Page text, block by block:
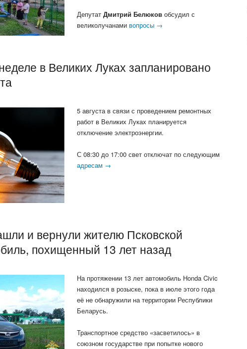
Депутат Дмитрий Белюков обсудил с
великолучанами вопросы →
в Великих Луках запланировано
5 августа в связи с проведением ремонтных
работ в Великих Луках планируется
отключение электроэнергии.
С 08:30 до 17:00 свет отключат по следующим
адресам →
и вернули жителю Псковской
похищенный 13 лет назад
На протяжении 13 лет автомобиль Honda Civic
находился в розыске, пока в июле этого года
её не обнаружили на территории Республики
Беларусь.
Транспортное средство «засветилось» в
союзном государстве при попытке нового